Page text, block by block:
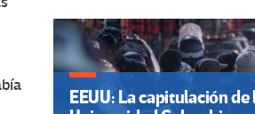
EEUU: La capitulación de